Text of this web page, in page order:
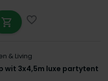
& Living
wit 3x4,5m luxe partytent